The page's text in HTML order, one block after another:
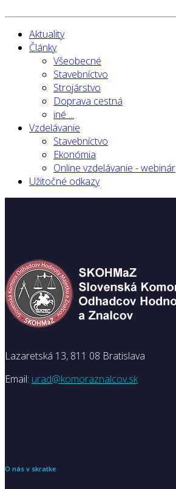
Aktuality
Články
Všeobecné
Stavebníctvo
Strojárstvo
Doprava cestná
iné ...
Vzdelávanie
Stavebníctvo
Ekonómia
Online vzdelávanie - webinár
Užitočné odkazy
Lazaretská 13, 811 08 Bratislava
Email: urad@komoraznalcov.sk
O nás v skratke